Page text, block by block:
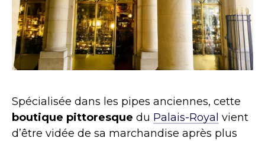
Spécialisée dans les pipes anciennes, cette
boutique pittoresque du Palais-Royal vient
d’être vidée de sa marchandise après plus